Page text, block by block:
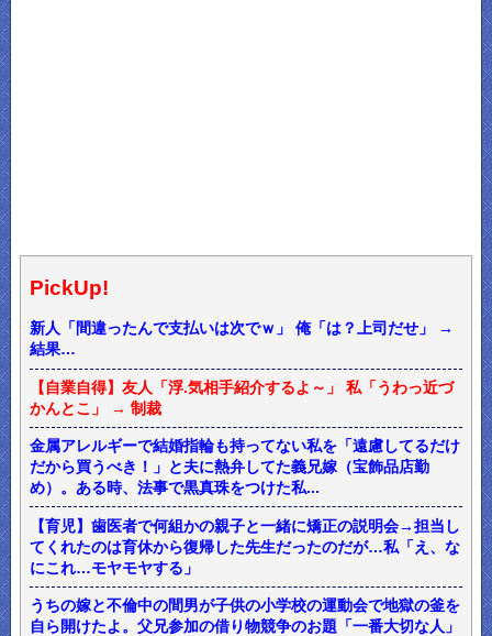
PickUp!
新人「間違ったんで支払いは次でｗ」 俺「は？上司だせ」 →
結果…
【自業自得】友人「浮.気相手紹介するよ～」 私「うわっ近づ
かんとこ」 → 制裁
金属アレルギーで結婚指輪も持ってない私を「遠慮してるだけ
だから買うべき！」と夫に熱弁してた義兄嫁（宝飾品店勤
め）。ある時、法事で黒真珠をつけた私...
【育児】歯医者で何組かの親子と一緒に矯正の説明会→担当し
てくれたのは育休から復帰した先生だったのだが…私「え、な
にこれ…モヤモヤする」
うちの嫁と不倫中の間男が子供の小学校の運動会で地獄の釜を
自ら開けたよ。父兄参加の借り物競争のお題「一番大切な人」